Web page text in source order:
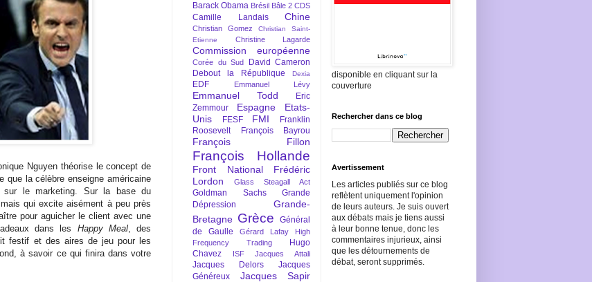
Nguyen théorise le concept de
que la célèbre enseigne américaine
sur le marketing. Sur la base du
qui excite aisément à peu près
pour aguicher le client avec une
dans les Happy Meal, des
festif et des aires de jeu pour les
à savoir ce qui finira dans votre
Barack Obama Brésil Bâle 2 CDS
Camille Landais Chine
Christian Gomez
Christian Saint-
Etienne
Christine Lagarde
Commission européenne
Corée du Sud
David Cameron
Debout la République
Dexia
EDF Emmanuel Lévy
Emmanuel Todd
Eric
Zemmour
Espagne
Etats-
Unis
FESF FMI
Franklin
Roosevelt
François Bayrou
François Fillon
François Hollande
Front National
Frédéric
Lordon
Glass Steagall Act
Goldman Sachs
Grande
Dépression
Grande-
Bretagne Grèce
Général
de Gaulle
Gérard Lafay
High
Frequency Trading
Hugo
Chavez
ISF Jacques Attali
Jacques Delors
Jacques
Généreux
Jacques Sapir
disponible en cliquant sur la
couverture
Rechercher dans ce blog
Avertissement
Les articles publiés sur ce blog
reflètent uniquement l'opinion
de leurs auteurs. Je suis ouvert
aux débats mais je tiens aussi
à leur bonne tenue, donc les
commentaires injurieux, ainsi
que les détournements de
débat, seront supprimés.